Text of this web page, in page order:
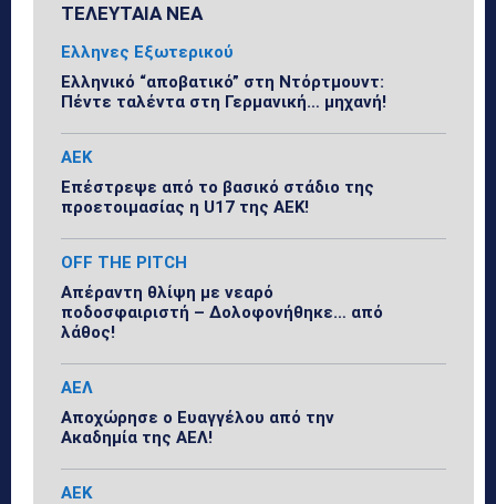
ΤΕΛΕΥΤΑΙΑ ΝΕΑ
Ελληνες Εξωτερικού
Ελληνικό “αποβατικό” στη Ντόρτμουντ:
Πέντε ταλέντα στη Γερμανική… μηχανή!
ΑΕΚ
Επέστρεψε από το βασικό στάδιο της
προετοιμασίας η U17 της ΑΕΚ!
OFF THE PITCH
Απέραντη θλίψη με νεαρό
ποδοσφαιριστή – Δολοφονήθηκε… από
λάθος!
ΑΕΛ
Αποχώρησε ο Ευαγγέλου από την
Ακαδημία της ΑΕΛ!
ΑΕΚ